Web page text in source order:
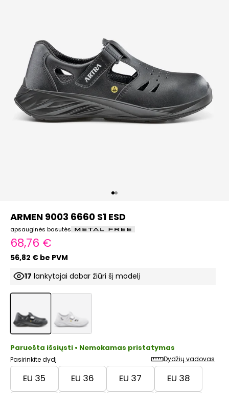
Eiti į elementą 1
Eiti į elementą 2
ARMEN 9003 6660 S1 ESD
apsauginės basutės
Pardavimo kaina
68,76 €
56,82 € be PVM
17 lankytojai dabar žiūri šį modelį
ProductListDropProductListDrop
Paruošta išsiųsti • Nemokamas pristatymas
Pasirinkite dydį Dydžių vadovas
EU 35 EU 36 EU 37 EU 38